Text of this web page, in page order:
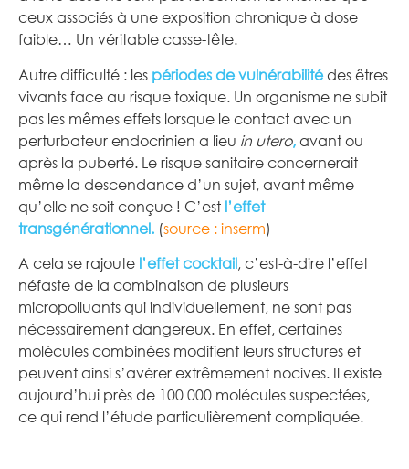
ceux associés à une exposition chronique à dose
faible… Un véritable casse-tête.
Autre difficulté : les périodes de vulnérabilitédes êtres
vivants face au risque toxique. Un organisme ne subit
pas les mêmes effets lorsque le contact avec un
perturbateur endocrinien a lieu in utero, avant ou
après la puberté. Le risque sanitaire concernerait
même la descendance d’un sujet, avant même
qu’elle ne soit conçue ! C’est l’effet
transgénérationnel. (source : inserm)
A cela se rajoute l’effet cocktail, c’est-à-dire l’effet
néfaste de la combinaison de plusieurs
micropolluants qui individuellement, ne sont pas
nécessairement dangereux. En effet, certaines
molécules combinées modifient leurs structures et
peuvent ainsi s’avérer extrêmement nocives. Il existe
aujourd’hui près de 100 000 molécules suspectées,
ce qui rend l’étude particulièrement compliquée.